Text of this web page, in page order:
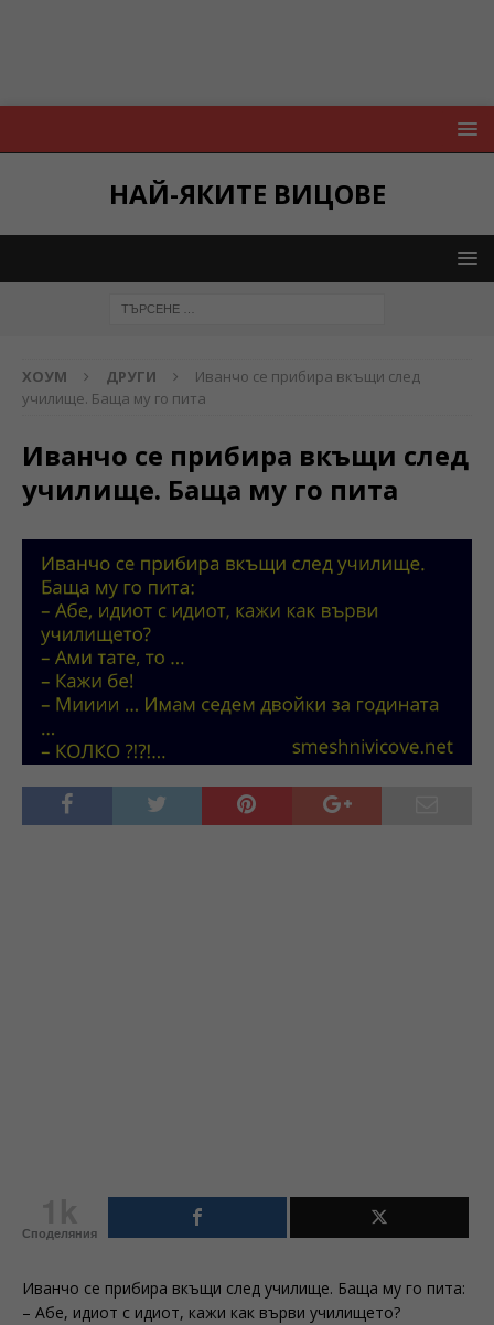
НАЙ-ЯКИТЕ ВИЦОВЕ
ХОУМ ДРУГИ
Иванчо се прибира вкъщи след
училище. Баща му го пита
Иванчо се прибира вкъщи след
училище. Баща му го пита
Споделяния
Иванчо се прибира вкъщи след училище. Баща му го пита:
– Абе, идиот с идиот, кажи как върви училището?